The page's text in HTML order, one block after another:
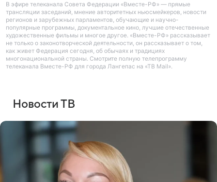
В эфире телеканала Совета Федерации «Вместе-РФ» — прямые
трансляции заседаний, мнение авторитетных ньюсмейкеров, новости
регионов и зарубежных парламентов, обучающие и научно-
популярные программы, документальное кино, лучшие отечественные
художественные фильмы и многое другое. «Вместе-РФ» рассказывает
не только о законотворческой деятельности, он рассказывает о том,
как живет Федерация сегодня, об обычаях и традициях
многонациональной страны. Смотрите полную телепрограмму
телеканала Вместе-РФ для города Лангепас на «ТВ Mail».
Новости ТВ